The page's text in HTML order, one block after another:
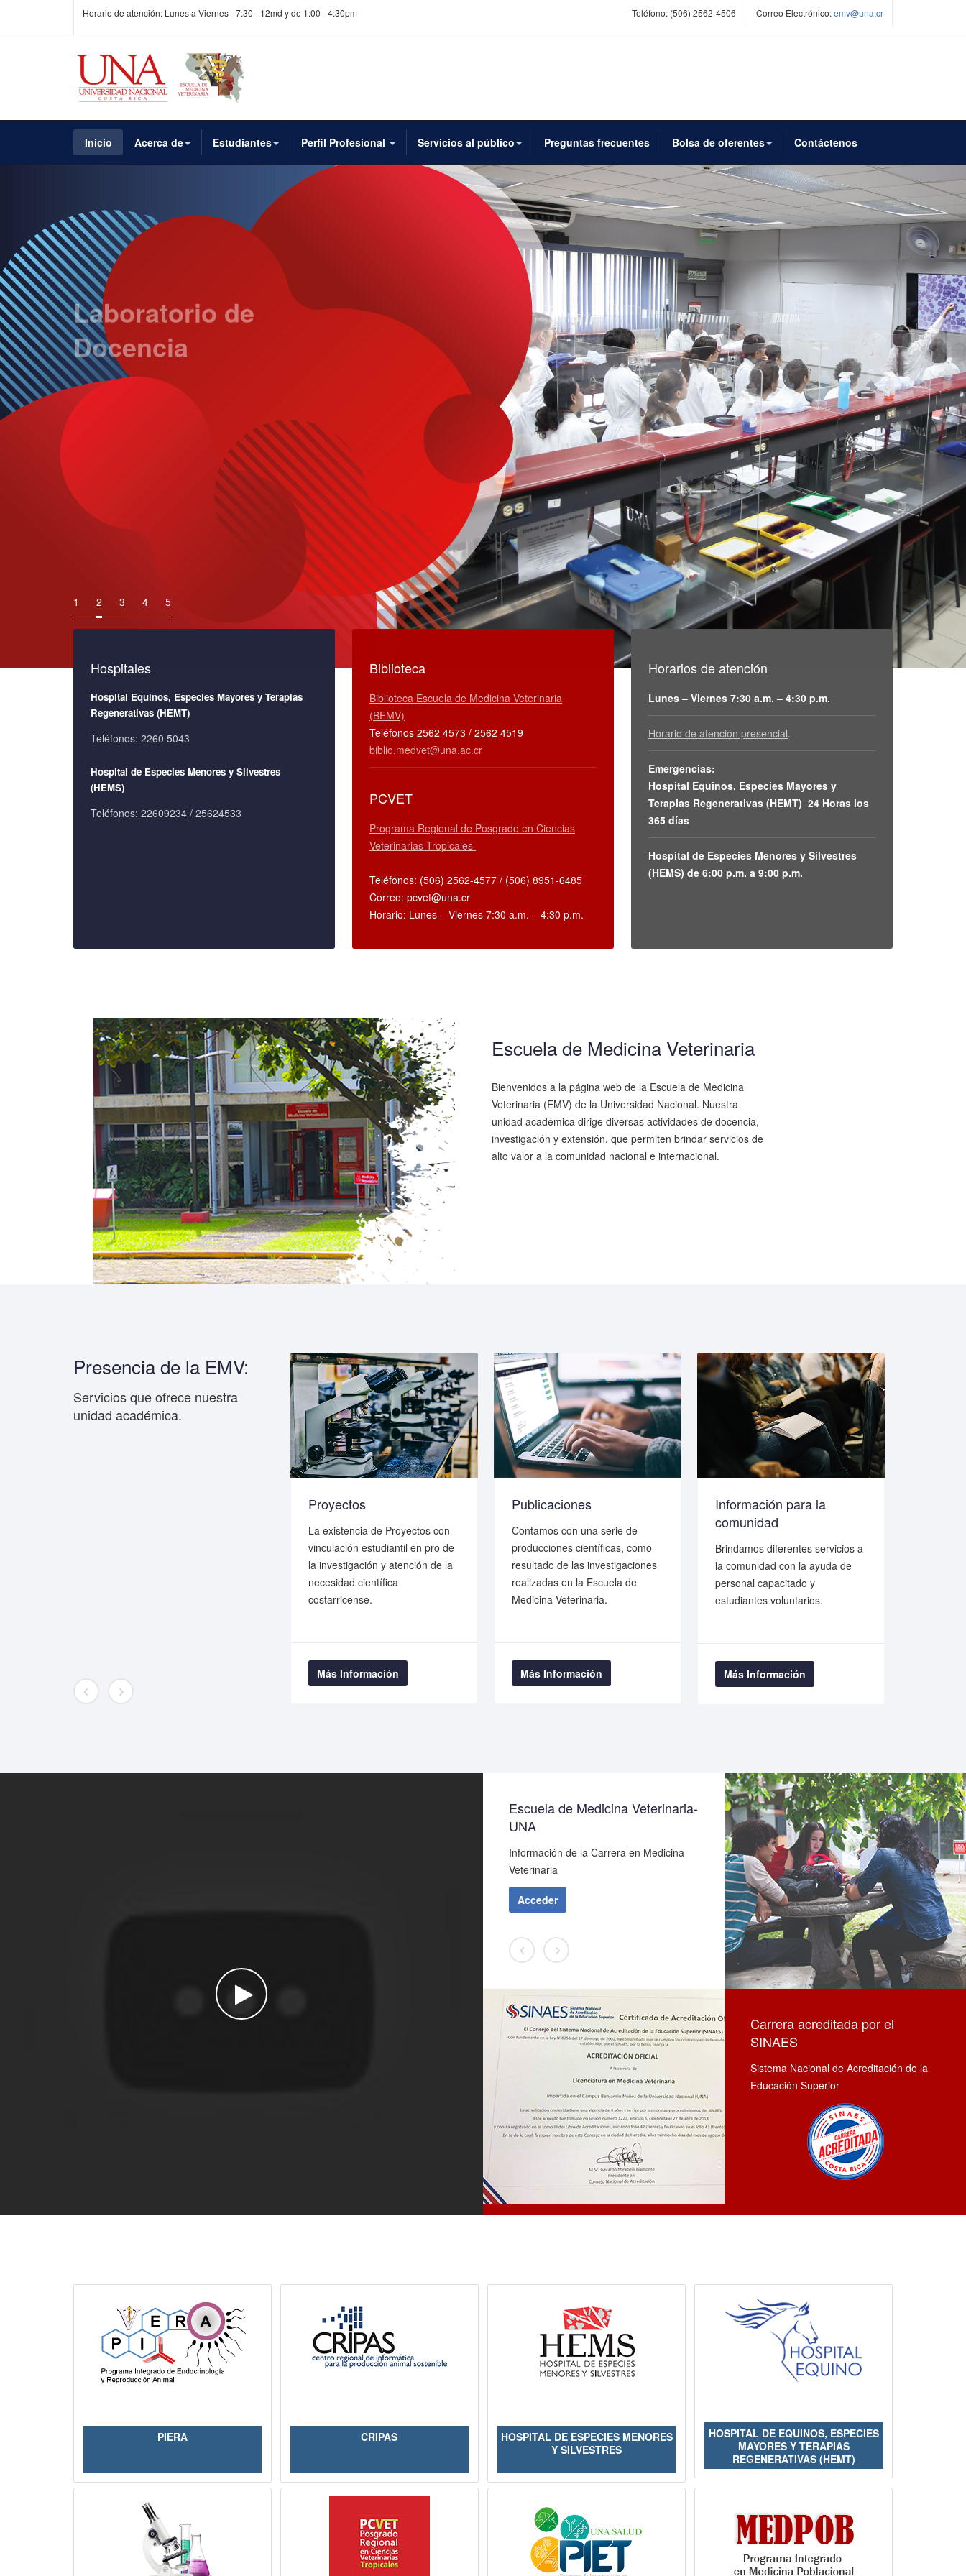
Horario de atención: Lunes a Viernes - 7:30 - 12md y de 1:00 - 4:30pm Teléfono: (506) 2562-4506 Correo Electrónico:emv@una.cr
Inicio Acerca de Estudiantes Perfil Profesional Servicios al público Preguntas frecuentes Bolsa de oferentes Contáctenos
Laboratorio de
Docencia
El programa de la carrera incluye sesiones de
laboratorio en la mayor parte de los cursos; lo
que permite que los estudiantes realicen
prácticas y desarrollen sus habilidades
Hospitales
Hospital Equinos, Especies Mayores y Terapias
Regenerativas (HEMT)
Teléfonos: 2260 5043
Hospital de Especies Menores y Silvestres
(HEMS)
Teléfonos: 22609234 / 25624533
Biblioteca
Biblioteca Escuela de Medicina Veterinaria
(BEMV)
Teléfonos 2562 4573 / 2562 4519
biblio.medvet@una.ac.cr
PCVET
Programa Regional de Posgrado en Ciencias
Veterinarias Tropicales
Teléfonos: (506) 2562-4577 / (506) 8951-6485
Correo: pcvet@una.cr
Horario: Lunes – Viernes 7:30 a.m. – 4:30 p.m.
Horarios de atención
Lunes – Viernes 7:30 a.m. – 4:30 p.m.
Horario de atención presencial.
Emergencias:
Hospital Equinos, Especies Mayores y
Terapias Regenerativas (HEMT) 24 Horas los
365 días
Hospital de Especies Menores y Silvestres
(HEMS) de 6:00 p.m. a 9:00 p.m.
Escuela de Medicina Veterinaria
Bienvenidos a la página web de la Escuela de Medicina
Veterinaria (EMV) de la Universidad Nacional. Nuestra
unidad académica dirige diversas actividades de docencia,
investigación y extensión, que permiten brindar servicios de
alto valor a la comunidad nacional e internacional.
Presencia de la EMV:
Servicios que ofrece nuestra
unidad académica.
Proyectos
La existencia de Proyectos con
vinculación estudiantil en pro de
la investigación y atención de la
necesidad científica
costarricense.
Más Información
Publicaciones
Contamos con una serie de
producciones científicas, como
resultado de las investigaciones
realizadas en la Escuela de
Medicina Veterinaria.
Más Información
Información para la
comunidad
Brindamos diferentes servicios a
la comunidad con la ayuda de
personal capacitado y
estudiantes voluntarios.
Más Información
Watch the video
Escuela de Medicina Veterinaria-
UNA
Información de la Carrera en Medicina
Veterinaria
Acceder
Carrera acreditada por el
SINAES
Sistema Nacional de Acreditación de la
Educación Superior
PIERA CRIPAS
HOSPITAL DE ESPECIES MENORES
Y SILVESTRES
HOSPITAL DE EQUINOS, ESPECIES
MAYORES Y TERAPIAS
REGENERATIVAS (HEMT)